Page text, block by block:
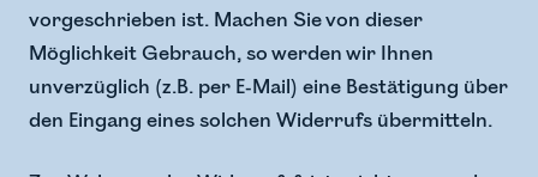
vorgeschrieben ist. Machen Sie von dieser
Möglichkeit Gebrauch, so werden wir Ihnen
unverzüglich (z.B. per E-Mail) eine Bestätigung über
den Eingang eines solchen Widerrufs übermitteln.